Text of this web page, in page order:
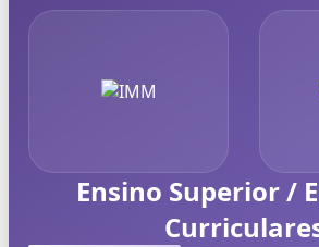
Ensino Superior /